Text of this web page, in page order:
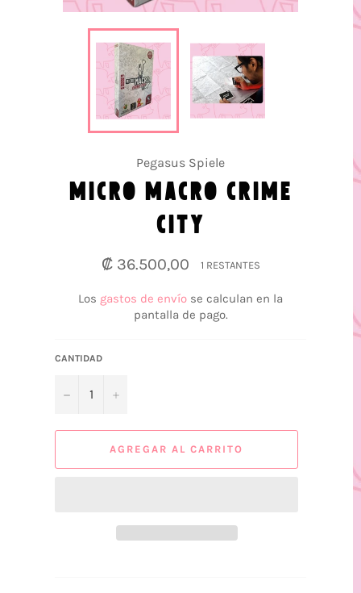
Pegasus Spiele
MICRO MACRO CRIME
CITY
Precio
habitual
₡ 36.500,00 1 RESTANTES
Los gastos de envío se calculan en la
pantalla de pago.
CANTIDAD
− +
AGREGAR AL CARRITO